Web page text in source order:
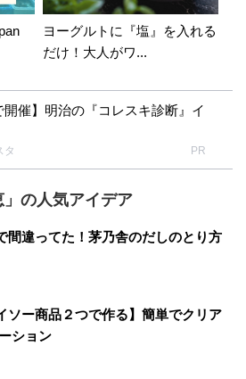
ヨーグルトに『塩』を入れる
だけ！大人がワ...
開催】明治の『コレスキ診断』イ
タ PR
」の人気アイデア
間違ってた！茅乃舎のだしのとり方
ソー商品２つで作る】簡単でクリア
ション